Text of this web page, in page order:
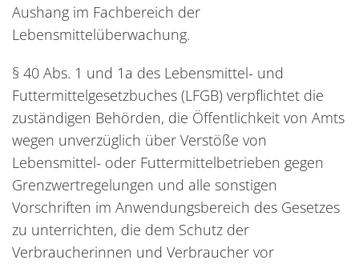
Aushang im Fachbereich der
Lebensmittelüberwachung.
§ 40 Abs. 1 und 1a des Lebensmittel- und
Futtermittelgesetzbuches (LFGB) verpflichtet die
zuständigen Behörden, die Öffentlichkeit von Amts
wegen unverzüglich über Verstöße von
Lebensmittel- oder Futtermittelbetrieben gegen
Grenzwertregelungen und alle sonstigen
Vorschriften im Anwendungsbereich des Gesetzes
zu unterrichten, die dem Schutz der
Verbraucherinnen und Verbraucher vor